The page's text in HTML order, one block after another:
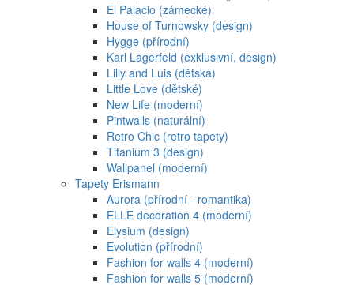
El Palacio (zámecké)
House of Turnowsky (design)
Hygge (přírodní)
Karl Lagerfeld (exklusivní, design)
Lilly and Luis (dětská)
Little Love (dětské)
New Life (moderní)
Pintwalls (naturální)
Retro Chic (retro tapety)
Titanium 3 (design)
Wallpanel (moderní)
Tapety Erismann
Aurora (přírodní - romantika)
ELLE decoration 4 (moderní)
Elysium (design)
Evolution (přírodní)
Fashion for walls 4 (moderní)
Fashion for walls 5 (moderní)